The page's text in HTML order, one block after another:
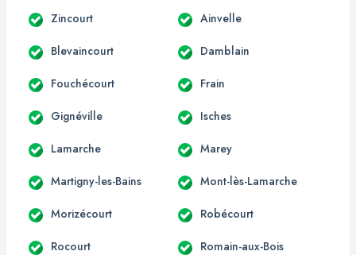
Zincourt Ainvelle
Blevaincourt Damblain
Fouchécourt Frain
Gignéville Isches
Lamarche Marey
Martigny-les-Bains Mont-lès-Lamarche
Morizécourt Robécourt
Rocourt Romain-aux-Bois